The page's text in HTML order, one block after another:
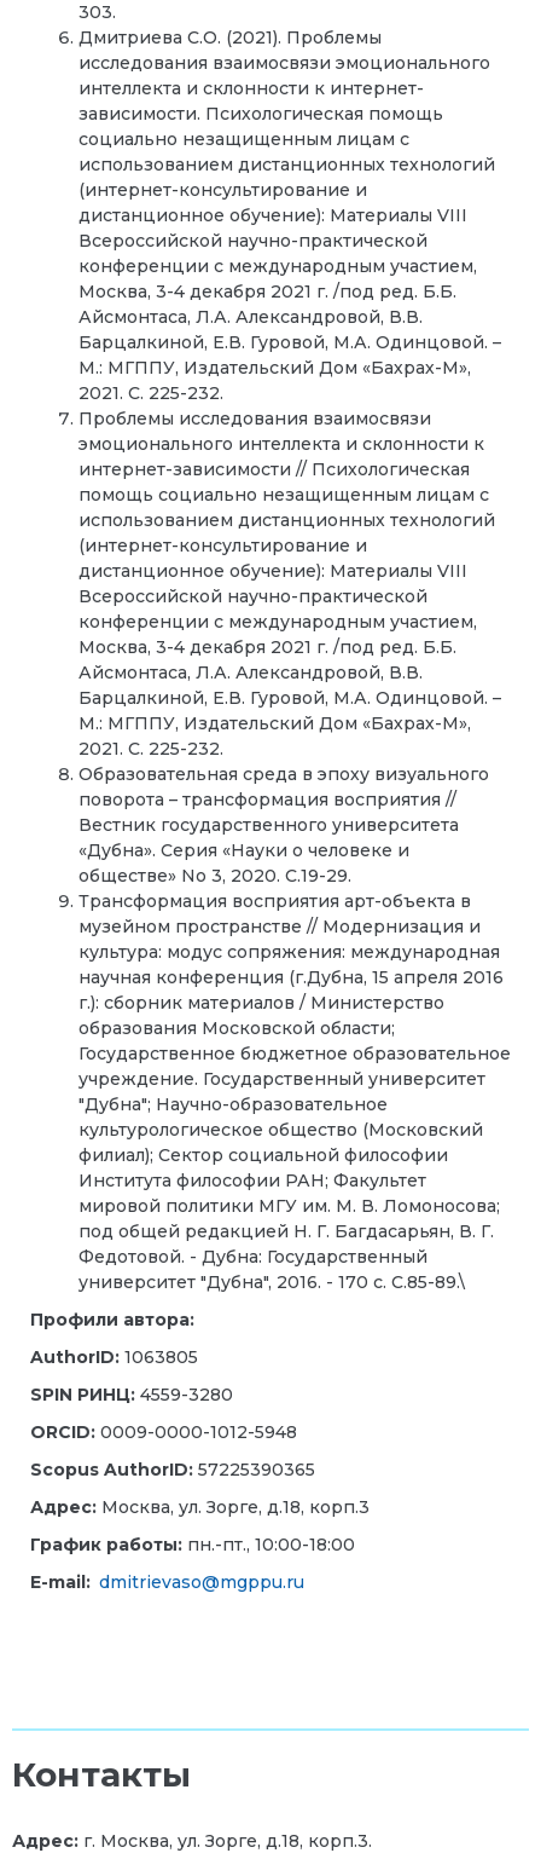
303.
Дмитриева С.О. (2021). Проблемы
исследования взаимосвязи эмоционального
интеллекта и склонности к интернет-
зависимости. Психологическая помощь
социально незащищенным лицам с
использованием дистанционных технологий
(интернет-консультирование и
дистанционное обучение): Материалы VIII
Всероссийской научно-практической
конференции с международным участием,
Москва, 3-4 декабря 2021 г. /под ред. Б.Б.
Айсмонтаса, Л.А. Александровой, В.В.
Барцалкиной, Е.В. Гуровой, М.А. Одинцовой. –
М.: МГППУ, Издательский Дом «Бахрах-М»,
2021. С. 225-232.
Проблемы исследования взаимосвязи
эмоционального интеллекта и склонности к
интернет-зависимости // Психологическая
помощь социально незащищенным лицам с
использованием дистанционных технологий
(интернет-консультирование и
дистанционное обучение): Материалы VIII
Всероссийской научно-практической
конференции с международным участием,
Москва, 3-4 декабря 2021 г. /под ред. Б.Б.
Айсмонтаса, Л.А. Александровой, В.В.
Барцалкиной, Е.В. Гуровой, М.А. Одинцовой. –
М.: МГППУ, Издательский Дом «Бахрах-М»,
2021. С. 225-232.
Образовательная среда в эпоху визуального
поворота – трансформация восприятия //
Вестник государственного университета
«Дубна». Серия «Науки о человеке и
обществе» No 3, 2020. С.19-29.
Трансформация восприятия арт-объекта в
музейном пространстве // Модернизация и
культура: модус сопряжения: международная
научная конференция (г.Дубна, 15 апреля 2016
г.): сборник материалов / Министерство
образования Московской области;
Государственное бюджетное образовательное
учреждение. Государственный университет
"Дубна"; Научно-образовательное
культурологическое общество (Московский
филиал); Сектор социальной философии
Института философии РАН; Факультет
мировой политики МГУ им. М. В. Ломоносова;
под общей редакцией Н. Г. Багдасарьян, В. Г.
Федотовой. - Дубна: Государственный
университет "Дубна", 2016. - 170 с. С.85-89.\
Профили автора:
AuthorID: 1063805
SPIN РИНЦ: 4559-3280
ORCID: 0009-0000-1012-5948
Scopus AuthorID: 57225390365
Адрес: Москва, ул. Зорге, д.18, корп.3
График работы: пн.-пт., 10:00-18:00
E-mail: dmitrievaso@mgppu.ru
Контакты
Адрес: г. Москва, ул. Зорге, д.18, корп.3.